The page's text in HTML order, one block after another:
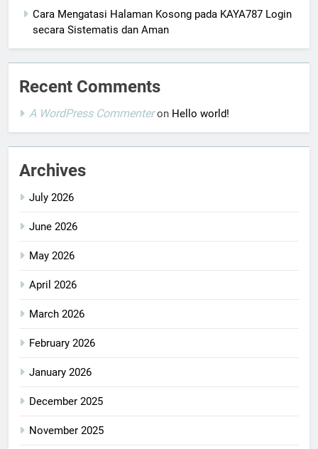
Cara Mengatasi Halaman Kosong pada KAYA787 Login
secara Sistematis dan Aman
Recent Comments
A WordPress Commenteron Hello world!
Archives
July 2026
June 2026
May 2026
April 2026
March 2026
February 2026
January 2026
December 2025
November 2025